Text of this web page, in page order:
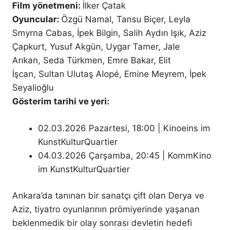
Film yönetmeni: İlker Çatak
Oyuncular: Özgü Namal, Tansu Biçer, Leyla
Smyrna Cabas, İpek Bilgin, Salih Aydın Işık, Aziz
Çapkurt, Yusuf Akgün, Uygar Tamer, Jale
Arıkan, Seda Türkmen, Emre Bakar, Elit
İşcan, Sultan Ulutaş Alopé, Emine Meyrem, İpek
Seyalioğlu
Gösterim tarihi ve yeri:
02.03.2026 Pazartesi, 18:00 | Kinoeins im
KunstKulturQuartier
04.03.2026 Çarşamba, 20:45 | KommKino
im KunstKulturQuartier
Ankara’da tanınan bir sanatçı çift olan Derya ve
Aziz, tiyatro oyunlarının prömiyerinde yaşanan
beklenmedik bir olay sonrası devletin hedefi